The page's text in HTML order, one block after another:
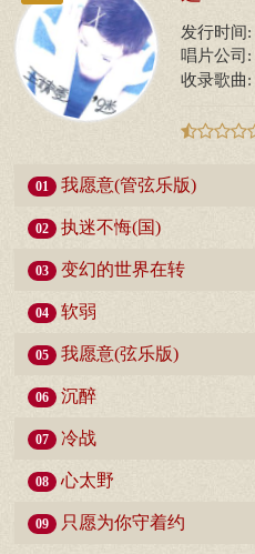
发行时间:
唱片公司:
收录歌曲:
01 我愿意(管弦乐版)
02 执迷不悔(国)
03 变幻的世界在转
04 软弱
05 我愿意(弦乐版)
06 沉醉
07 冷战
08 心太野
09 只愿为你守着约